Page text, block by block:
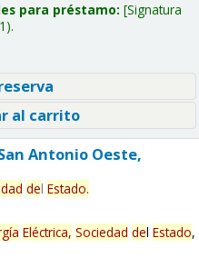
para préstamo: Signatura
al carrito
Antonio Oeste,
del Estado.
Eléctrica, Sociedad del Estado,